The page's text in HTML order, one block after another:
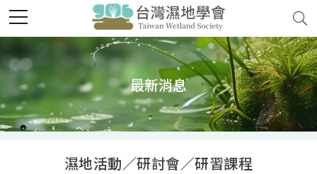
最新消息
濕地活動／研討會／研習課程